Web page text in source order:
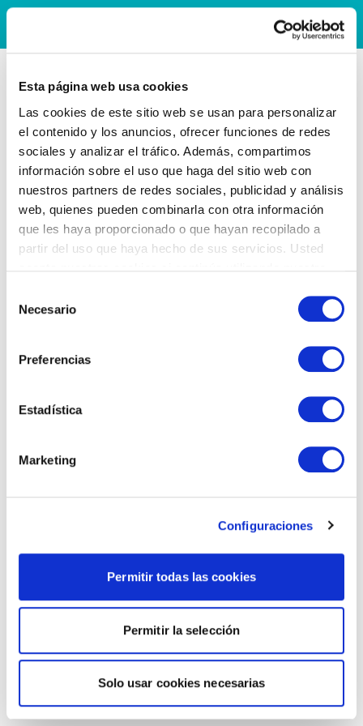
Esta página web usa cookies
Las cookies de este sitio web se usan para personalizar
el contenido y los anuncios, ofrecer funciones de redes
sociales y analizar el tráfico. Además, compartimos
información sobre el uso que haga del sitio web con
nuestros partners de redes sociales, publicidad y análisis
web, quienes pueden combinarla con otra información
que les haya proporcionado o que hayan recopilado a
partir del uso que haya hecho de sus servicios. Usted
Necesario
Preferencias
Estadística
Marketing
Configuraciones
Permitir todas las cookies
Permitir la selección
Solo usar cookies necesarias